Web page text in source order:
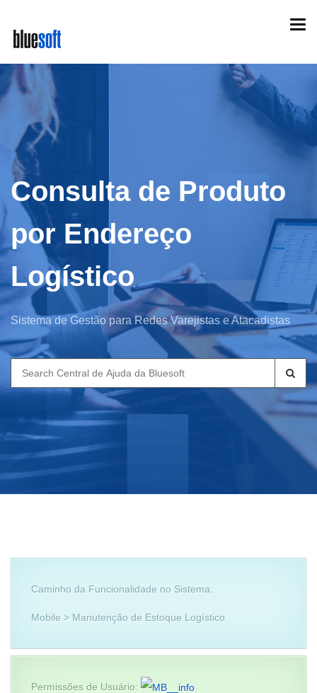
main
content
Consulta de Produto
por Endereço
Logístico
Sistema de Gestão para Redes Varejistas e Atacadistas
Search
for:
Caminho da Funcionalidade no Sistema:
Mobile > Manutenção de Estoque Logístico
Permissões de Usuário: